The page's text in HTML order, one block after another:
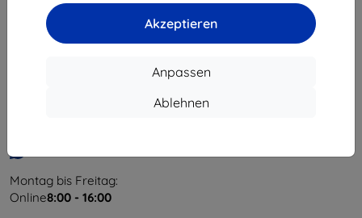
Akzeptieren
Anpassen
Ablehnen
Unternehmens-ID:
USt-IdNr.:
SK2023549671
Montag bis Freitag:
Online8:00 - 16:00